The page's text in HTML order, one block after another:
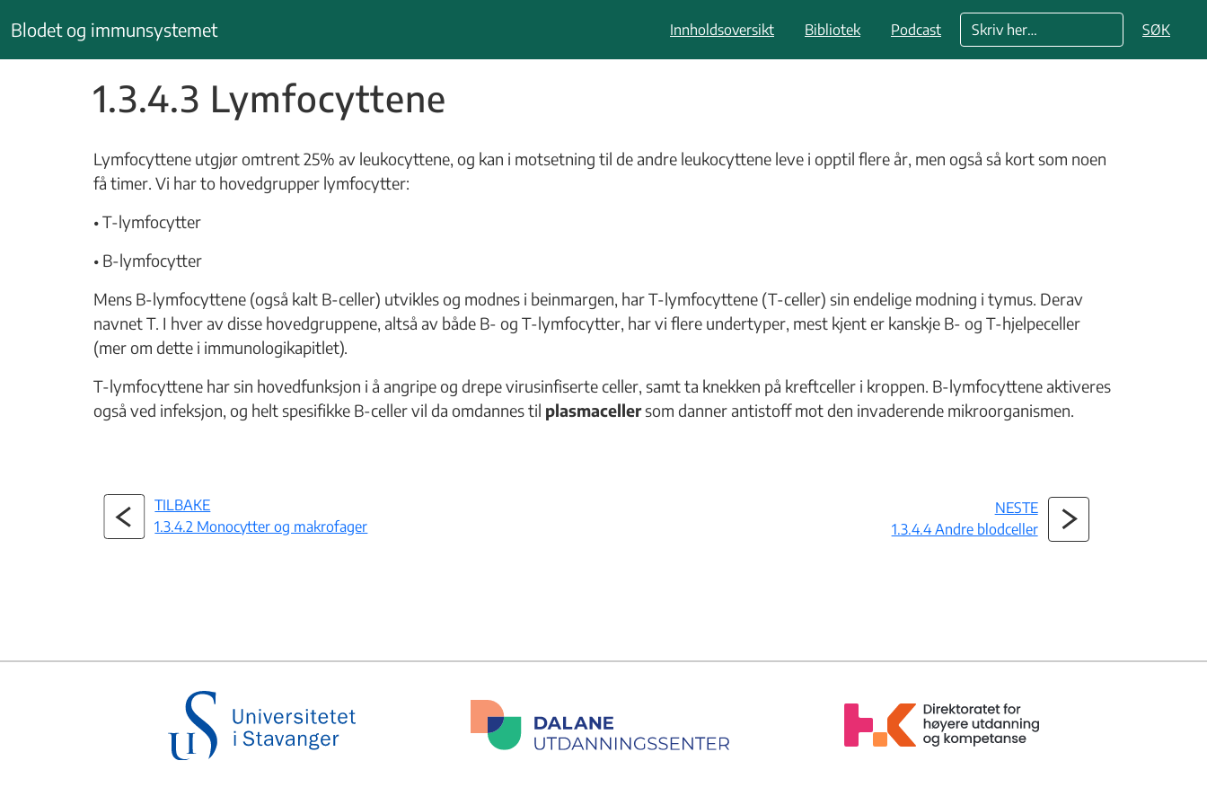
til
innhold
Blodet og immunsystemet Innholdsoversikt Bibliotek Podcast SØK
1.3.4.3 Lymfocyttene
Lymfocyttene utgjør omtrent 25% av leukocyttene, og kan i motsetning til de andre leukocyttene leve i opptil flere år, men også så kort som noen
få timer. Vi har to hovedgrupper lymfocytter:
• T-lymfocytter
• B-lymfocytter
Mens B-lymfocyttene (også kalt B-celler) utvikles og modnes i beinmargen, har T-lymfocyttene (T-celler) sin endelige modning i tymus. Derav
navnet T. I hver av disse hovedgruppene, altså av både B- og T-lymfocytter, har vi flere undertyper, mest kjent er kanskje B- og T-hjelpeceller
(mer om dette i immunologikapitlet).
T-lymfocyttene har sin hovedfunksjon i å angripe og drepe virusinfiserte celler, samt ta knekken på kreftceller i kroppen. B-lymfocyttene aktiveres
også ved infeksjon, og helt spesifikke B-celler vil da omdannes til plasmacellersom danner antistoff mot den invaderende mikroorganismen.
TILBAKE
1.3.4.2 Monocytter og makrofager
NESTE
1.3.4.4 Andre blodceller